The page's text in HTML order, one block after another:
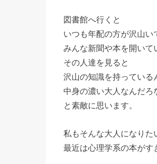
図書館へ行くと
いつも年配の方が沢山い
みんな新聞や本を開いて
その人達を見ると
沢山の知識を持っている
中身の濃い大人なんだろ
と素敵に思います。
私もそんな大人になり
最近は心理学系の本がす